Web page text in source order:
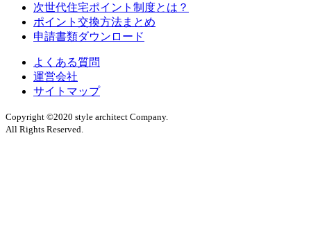
次世代住宅ポイント制度とは？
ポイント交換方法まとめ
申請書類ダウンロード
よくある質問
運営会社
サイトマップ
Copyright ©2020 style architect Company.
All Rights Reserved.